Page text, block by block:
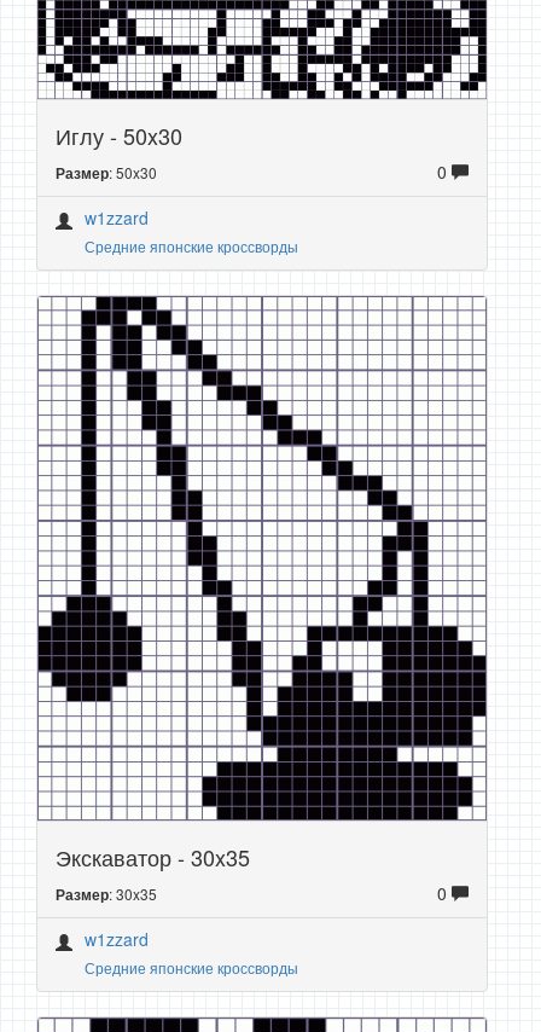
Иглу - 50x30
Размер: 50x30
0
w1zzard
Средние японские кроссворды
Экскаватор - 30x35
Размер: 30x35
0
w1zzard
Средние японские кроссворды